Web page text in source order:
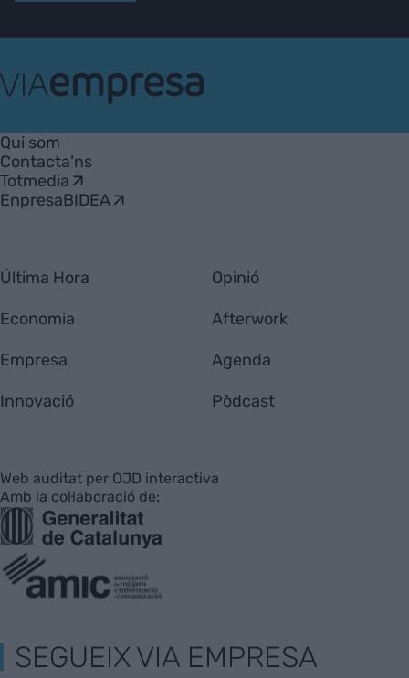
Empresa
Qui som
Contacta'ns
Totmedia
EnpresaBIDEA
Última Hora
Economia
Empresa
Innovació
Opinió
Afterwork
Agenda
Pòdcast
Web auditat per OJD interactiva
Amb la col·laboració de:
SEGUEIX VIA EMPRESA